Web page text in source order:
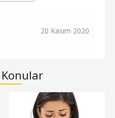
20 Kasım 2020